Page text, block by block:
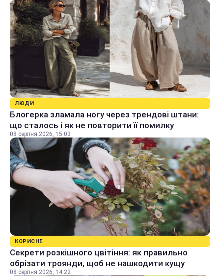
ЛЮДИ
Блогерка зламала ногу через трендові штани:
що сталось і як не повторити її помилку
08 серпня 2026, 15:03
КОРИСНЕ
Секрети розкішного цвітіння: як правильно
обрізати троянди, щоб не нашкодити кущу
08 серпня 2026, 14:22